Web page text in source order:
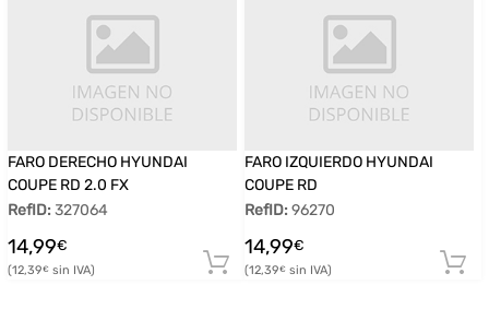
FARO DERECHO HYUNDAI
COUPE RD 2.0 FX
RefID: 327064
14,99€
12,39€
FARO IZQUIERDO HYUNDAI
COUPE RD
RefID: 96270
14,99€
12,39€